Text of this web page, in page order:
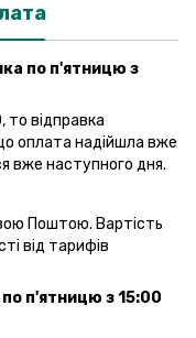
по п'ятницю з
відправка
оплата надійшла вже
вже наступного дня.
Поштою. Вартість
від тарифів
по п'ятницю з 15:00